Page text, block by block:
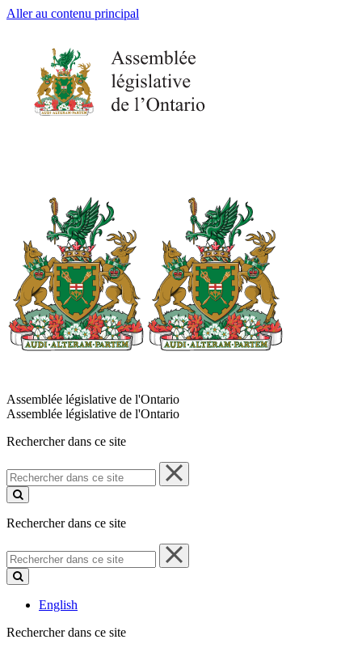
Aller au contenu principal
Assemblée législative de l'Ontario
Assemblée législative de l'Ontario
Rechercher dans ce site
Rechercher
dans
ce
Rechercher dans ce site
Rechercher
dans
ce
English
Rechercher dans ce site